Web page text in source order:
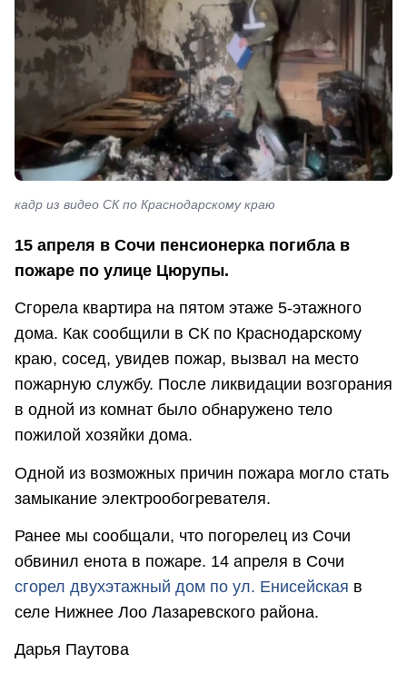
кадр из видео СК по Краснодарскому краю
15 апреля в Сочи пенсионерка погибла в
пожаре по улице Цюрупы.
Сгорела квартира на пятом этаже 5-этажного
дома. Как сообщили в СК по Краснодарскому
краю, сосед, увидев пожар, вызвал на место
пожарную службу. После ликвидации возгорания
в одной из комнат было обнаружено тело
пожилой хозяйки дома.
Одной из возможных причин пожара могло стать
замыкание электрообогревателя.
Ранее мы сообщали, что погорелец из Сочи
обвинил енота в пожаре. 14 апреля в Сочи
сгорел двухэтажный дом по ул. Енисейская в
селе Нижнее Лоо Лазаревского района.
Дарья Паутова